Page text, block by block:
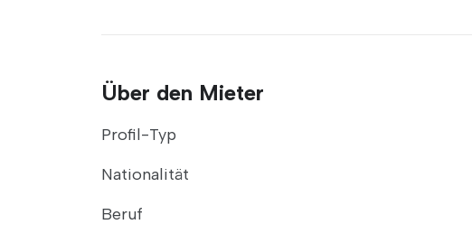
Über den Mieter
Profil-Typ
Nationalität
Beruf